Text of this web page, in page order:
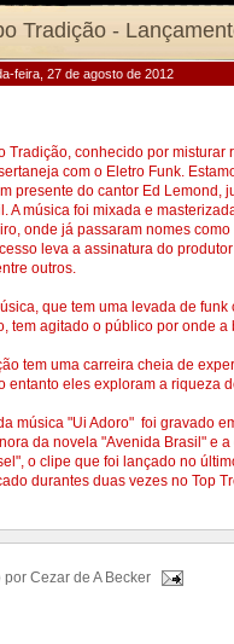
feira, 27 de agosto de 2012
Tradição, conhecido por
com o Eletro Funk.
presente do cantor Ed Lemond,
A música foi mixada e
onde já passaram nomes
leva a assinatura do
outros.
que tem uma levada de
tem agitado o público por onde
tem uma carreira cheia de
entanto eles exploram a riqueza
música "Ui Adoro" foi gravado
da novela "Avenida Brasil" e
o clipe que foi lançado no
durantes duas vezes no Top
por Cezar de A Becker